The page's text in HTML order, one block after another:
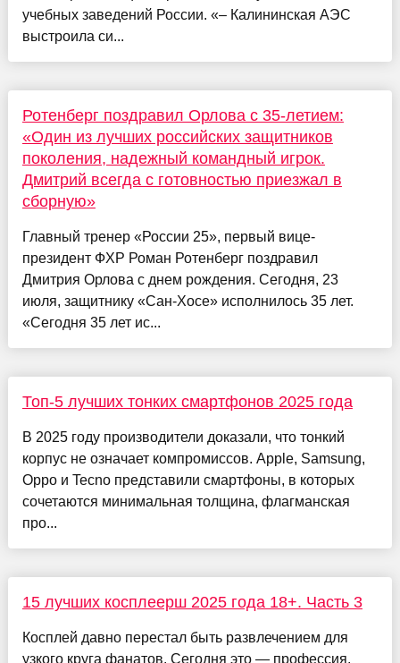
учебных заведений России. «– Калининская АЭС
выстроила си...
Ротенберг поздравил Орлова с 35-летием:
«Один из лучших российских защитников
поколения, надежный командный игрок.
Дмитрий всегда с готовностью приезжал в
сборную»
Главный тренер «России 25», первый вице-
президент ФХР Роман Ротенберг поздравил
Дмитрия Орлова с днем рождения. Сегодня, 23
июля, защитнику «Сан-Хосе» исполнилось 35 лет.
«Сегодня 35 лет ис...
Топ-5 лучших тонких смартфонов 2025 года
В 2025 году производители доказали, что тонкий
корпус не означает компромиссов. Apple, Samsung,
Oppo и Tecno представили смартфоны, в которых
сочетаются минимальная толщина, флагманская
про...
15 лучших косплеерш 2025 года 18+. Часть 3
Косплей давно перестал быть развлечением для
узкого круга фанатов. Сегодня это — профессия,